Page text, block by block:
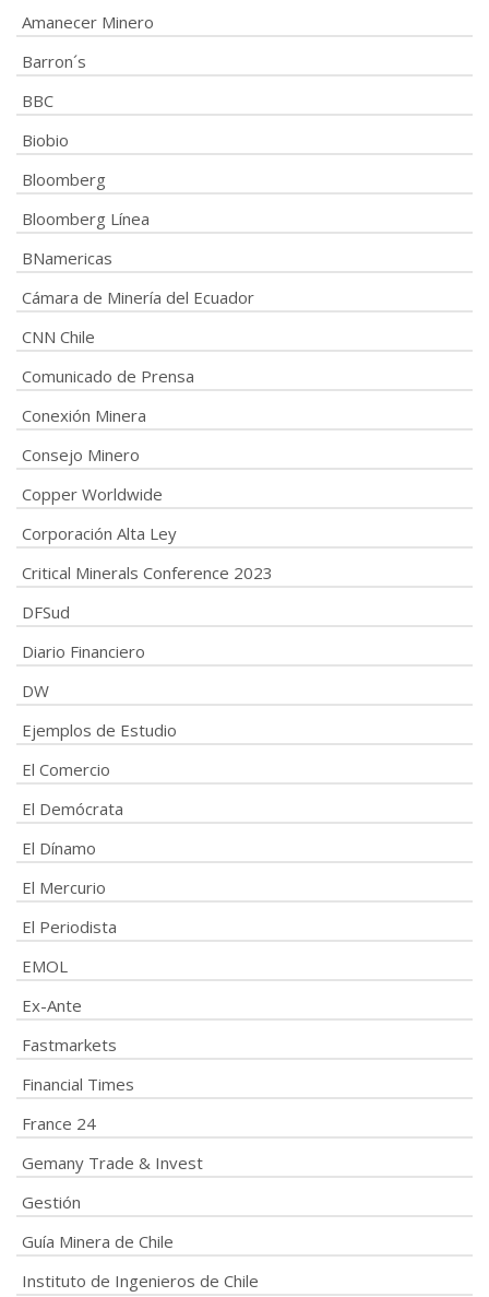
Amanecer Minero
Barron´s
BBC
Biobio
Bloomberg
Bloomberg Línea
BNamericas
Cámara de Minería del Ecuador
CNN Chile
Comunicado de Prensa
Conexión Minera
Consejo Minero
Copper Worldwide
Corporación Alta Ley
Critical Minerals Conference 2023
DFSud
Diario Financiero
DW
Ejemplos de Estudio
El Comercio
El Demócrata
El Dínamo
El Mercurio
El Periodista
EMOL
Ex-Ante
Fastmarkets
Financial Times
France 24
Gemany Trade & Invest
Gestión
Guía Minera de Chile
Instituto de Ingenieros de Chile